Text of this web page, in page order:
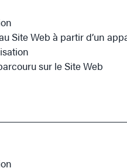
Site Web à partir d’un
sur le Site Web